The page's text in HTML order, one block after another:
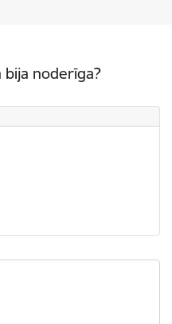
bija noderīga?